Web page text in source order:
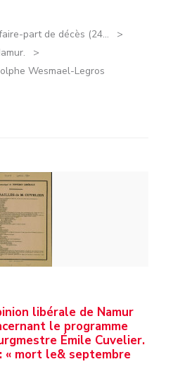
part de décès (24...
Wesmael-Legros
libérale de Namur
le programme
Émile Cuvelier.
« mort le& septembre